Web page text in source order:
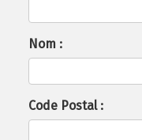
Nom :
Code Postal :